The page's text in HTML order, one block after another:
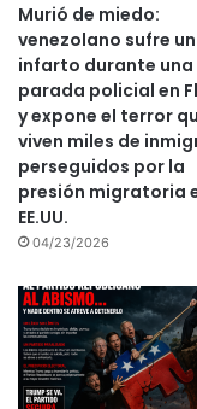
Murió de miedo:
venezolano sufre un
infarto durante una
parada policial en
y expone el terror
viven miles de
perseguidos por la
presión migratoria
EE.UU.
04/23/2026